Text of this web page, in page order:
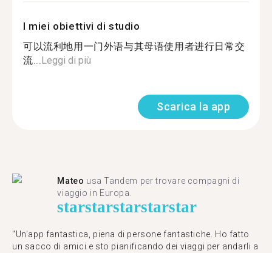
I miei obiettivi di studio
可以流利地用一门外语与其母语使用者进行日常交
流...Leggi di più
Scarica la app
Mateo usa Tandem per trovare compagni di
viaggio in Europa.
starstarstarstarstar
"Un'app fantastica, piena di persone fantastiche. Ho fatto
un sacco di amici e sto pianificando dei viaggi per andarli a